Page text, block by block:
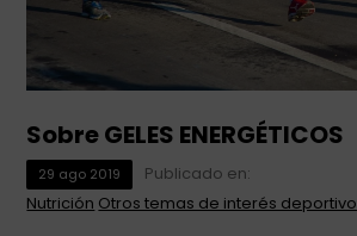
Sobre GELES ENERGÉTICOS
29 ago 2019
Publicado en:
Nutrición Otros temas de interés deportivo